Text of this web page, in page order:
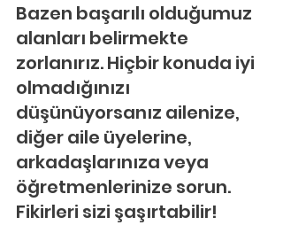
Bazen başarılı olduğumuz
alanları belirmekte
zorlanırız. Hiçbir konuda iyi
olmadığınızı
düşünüyorsanız ailenize,
diğer aile üyelerine,
arkadaşlarınıza veya
öğretmenlerinize sorun.
Fikirleri sizi şaşırtabilir!